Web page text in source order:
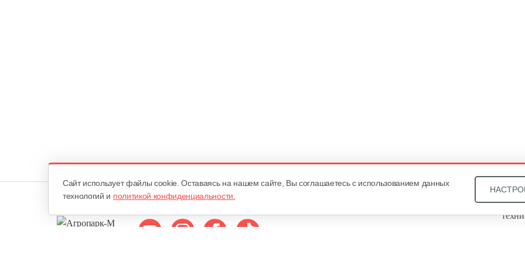
Cайт использует файлы cookie. Оставаясь на нашем сайте, Вы соглашаетесь с использованием данных
технологий и политикой конфиденциальности.